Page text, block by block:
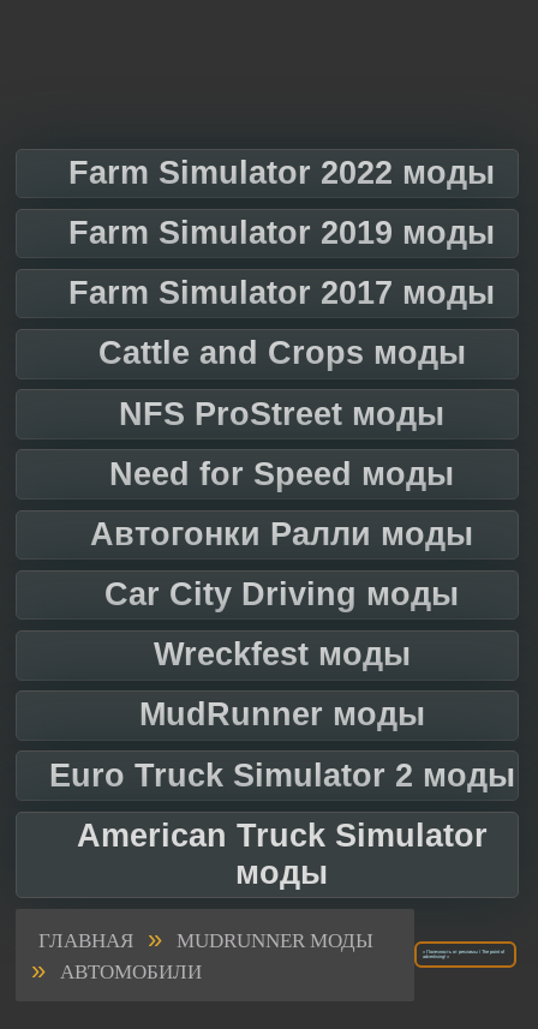
Farm Simulator 2022 моды
Farm Simulator 2019 моды
Farm Simulator 2017 моды
Cattle and Crops моды
NFS ProStreet моды
Need for Speed моды
Автогонки Ралли моды
Car City Driving моды
Wreckfest моды
MudRunner моды
Euro Truck Simulator 2 моды
American Truck Simulator
моды
ГЛАВНАЯ » MUDRUNNER МОДЫ
» АВТОМОБИЛИ
« Полезность от рекламы / The point of
advertising! »